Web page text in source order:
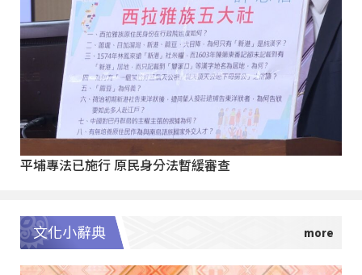
平埔專法已施行 原民身分法暫緩審查
文化小辭典